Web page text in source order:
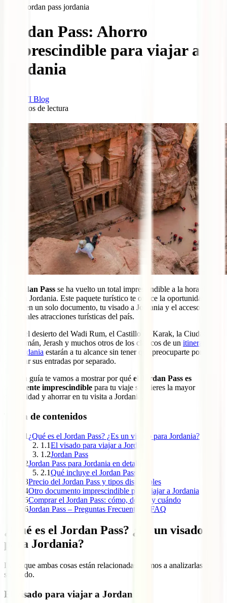
Jordan pass jordania
Jordan Pass: Ahorro
imprescindible para viajar a
Jordania
IATI Blog
minutos de lectura
Jordan Pass se ha vuelto un total imprescindible a la hora de
viajar a Jordania. Este paquete turístico te ofrece la oportunidad de
aunar, en un solo documento, tu visado a Jordania y el acceso a las
principales atracciones turísticas del país.
Petra, el desierto del Wadi Rum, el Castillo de Karak, la Ciudadela
de Ammán, Jerash y muchos otros de los clásicos de un itinerario
por Jordania estarán a tu alcance sin tener que preocuparte por
comprar sus entradas por separado.
En esta guía te vamos a mostrar por qué el Jordan Pass es
totalmente imprescindible para tu viaje si quieres la mayor
comodidad y ahorrar en tu visita a Jordania.
Tabla de contenidos
1 ¿Qué es el Jordan Pass? ¿Es un visado para Jordania?
1.1El visado para viajar a Jordania
1.2Jordan Pass
2Jordan Pass para Jordania en detalle
2.1Qué incluye el Jordan Pass
3Precio del Jordan Pass y tipos disponibles
4Otro documento imprescindible para viajar a Jordania
5Comprar el Jordan Pass: cómo, dónde y cuándo
6Jordan Pass – Preguntas Frecuentes – FAQ
¿Qué es el Jordan Pass? ¿Es un visado
para Jordania?
Dado que ambas cosas están relacionadas, vamos a analizarlas por
separado.
El visado para viajar a Jordania